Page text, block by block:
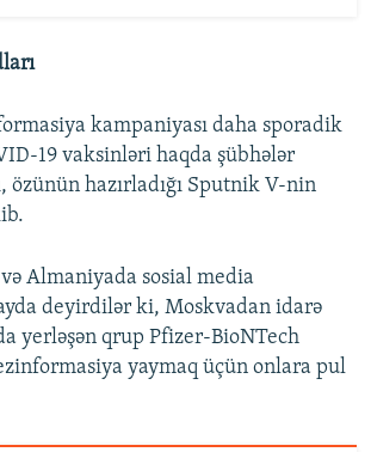
kampaniyası daha sporadik
19 vaksinləri haqda şübhələr
özünün hazırladığı Sputnik V-nin
Almaniyada sosial media
deyirdilər ki, Moskvadan idarə
yerləşən qrup Pfizer-BioNTech
yaymaq üçün onlara pul